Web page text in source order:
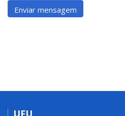
Enviar mensagem
UFU